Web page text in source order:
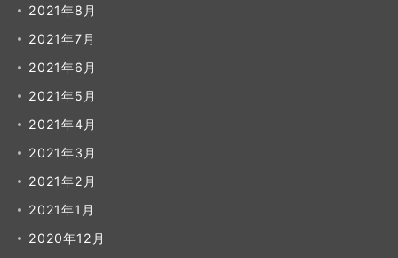
2021年8月
2021年7月
2021年6月
2021年5月
2021年4月
2021年3月
2021年2月
2021年1月
2020年12月